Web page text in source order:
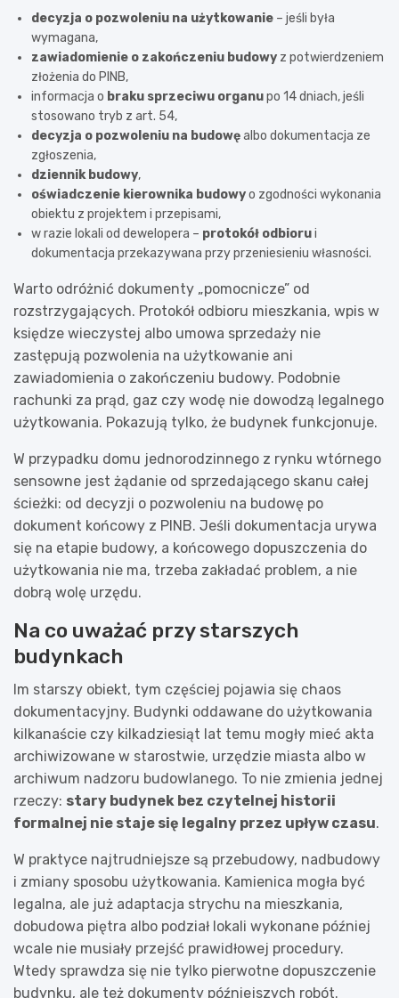
decyzja o pozwoleniu na użytkowanie – jeśli była
wymagana,
zawiadomienie o zakończeniu budowy z potwierdzeniem
złożenia do PINB,
informacja o braku sprzeciwu organupo 14 dniach, jeśli
stosowano tryb z art. 54,
decyzja o pozwoleniu na budowęalbo dokumentacja ze
zgłoszenia,
dziennik budowy,
oświadczenie kierownika budowyo zgodności wykonania
obiektu z projektem i przepisami,
w razie lokali od dewelopera – protokół odbiorui
dokumentacja przekazywana przy przeniesieniu własności.
Warto odróżnić dokumenty „pomocnicze” od
rozstrzygających. Protokół odbioru mieszkania, wpis w
księdze wieczystej albo umowa sprzedaży nie
zastępują pozwolenia na użytkowanie ani
zawiadomienia o zakończeniu budowy. Podobnie
rachunki za prąd, gaz czy wodę nie dowodzą legalnego
użytkowania. Pokazują tylko, że budynek funkcjonuje.
W przypadku domu jednorodzinnego z rynku wtórnego
sensowne jest żądanie od sprzedającego skanu całej
ścieżki: od decyzji o pozwoleniu na budowę po
dokument końcowy z PINB. Jeśli dokumentacja urywa
się na etapie budowy, a końcowego dopuszczenia do
użytkowania nie ma, trzeba zakładać problem, a nie
dobrą wolę urzędu.
Na co uważać przy starszych
budynkach
Im starszy obiekt, tym częściej pojawia się chaos
dokumentacyjny. Budynki oddawane do użytkowania
kilkanaście czy kilkadziesiąt lat temu mogły mieć akta
archiwizowane w starostwie, urzędzie miasta albo w
archiwum nadzoru budowlanego. To nie zmienia jednej
rzeczy: stary budynek bez czytelnej historii
formalnej nie staje się legalny przez upływ czasu.
W praktyce najtrudniejsze są przebudowy, nadbudowy
i zmiany sposobu użytkowania. Kamienica mogła być
legalna, ale już adaptacja strychu na mieszkania,
dobudowa piętra albo podział lokali wykonane później
wcale nie musiały przejść prawidłowej procedury.
Wtedy sprawdza się nie tylko pierwotne dopuszczenie
budynku, ale też dokumenty późniejszych robót.